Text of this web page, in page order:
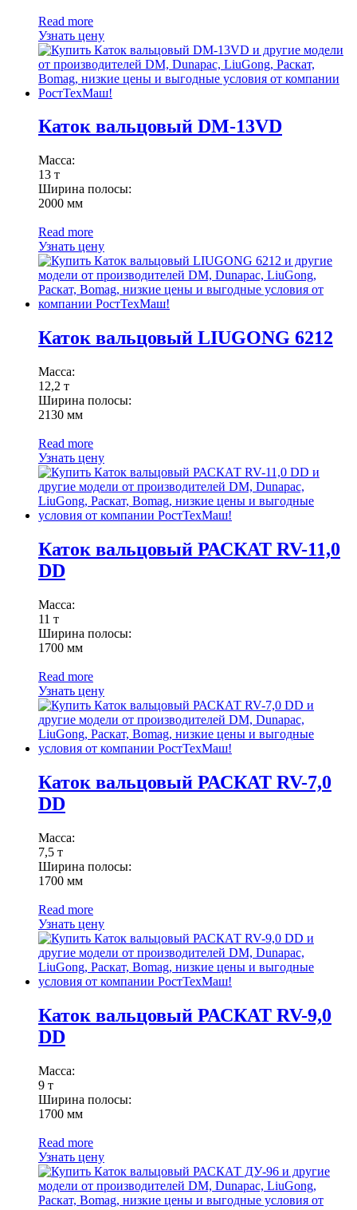
Read more
Узнать цену
Каток вальцовый DM-13VD
Масса:
13 т
Ширина полосы:
2000 мм
Read more
Узнать цену
Каток вальцовый LIUGONG 6212
Масса:
12,2 т
Ширина полосы:
2130 мм
Read more
Узнать цену
Каток вальцовый РАСКАТ RV-11,0
DD
Масса:
11 т
Ширина полосы:
1700 мм
Read more
Узнать цену
Каток вальцовый РАСКАТ RV-7,0
DD
Масса:
7,5 т
Ширина полосы:
1700 мм
Read more
Узнать цену
Каток вальцовый РАСКАТ RV-9,0
DD
Масса:
9 т
Ширина полосы:
1700 мм
Read more
Узнать цену